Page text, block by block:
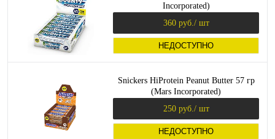
Incorporated)
360 руб. / шт
НЕДОСТУПНО
Snickers HiProtein Peanut Butter 57 гр
(Mars Incorporated)
250 руб. / шт
НЕДОСТУПНО